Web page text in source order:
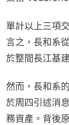
單計以上三項
言之，長和系
於整間長江基
然而，長和系
於周四引述消
務資產。背後